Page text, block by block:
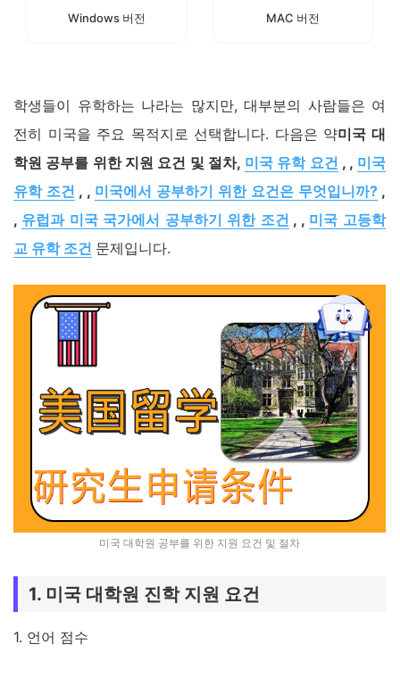
Windows 버전 MAC 버전
학생들이 유학하는 나라는 많지만, 대부분의 사람들은 여
전히 미국을 주요 목적지로 선택합니다. 다음은 약미국 대
학원 공부를 위한 지원 요건 및 절차, 미국 유학 요건 , , 미국
유학 조건 , , 미국에서 공부하기 위한 요건은 무엇입니까? ,
, 유럽과 미국 국가에서 공부하기 위한 조건 , , 미국 고등학
교 유학 조건 문제입니다.
미국 대학원 공부를 위한 지원 요건 및 절차
1. 미국 대학원 진학 지원 요건
1. 언어 점수